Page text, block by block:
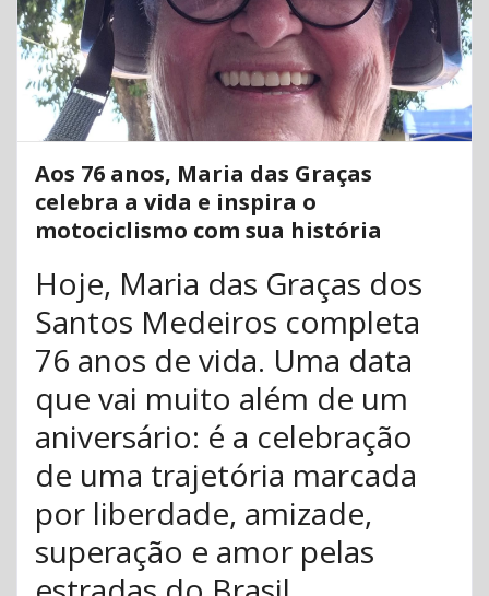
Aos 76 anos, Maria das Graças
celebra a vida e inspira o
motociclismo com sua história
Hoje, Maria das Graças dos
Santos Medeiros completa
76 anos de vida. Uma data
que vai muito além de um
aniversário: é a celebração
de uma trajetória marcada
por liberdade, amizade,
superação e amor pelas